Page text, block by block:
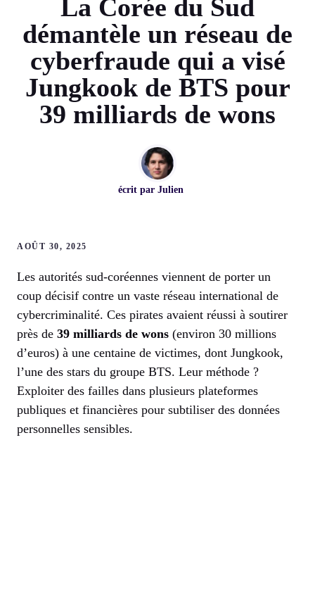
La Corée du Sud
démantèle un réseau de
cyberfraude qui a visé
Jungkook de BTS pour
39 milliards de wons
écrit par Julien
AOÛT 30, 2025
Les autorités sud-coréennes viennent de porter un
coup décisif contre un vaste réseau international de
cybercriminalité. Ces pirates avaient réussi à soutirer
près de 39 milliards de wons (environ 30 millions
d’euros) à une centaine de victimes, dont Jungkook,
l’une des stars du groupe BTS. Leur méthode ?
Exploiter des failles dans plusieurs plateformes
publiques et financières pour subtiliser des données
personnelles sensibles.